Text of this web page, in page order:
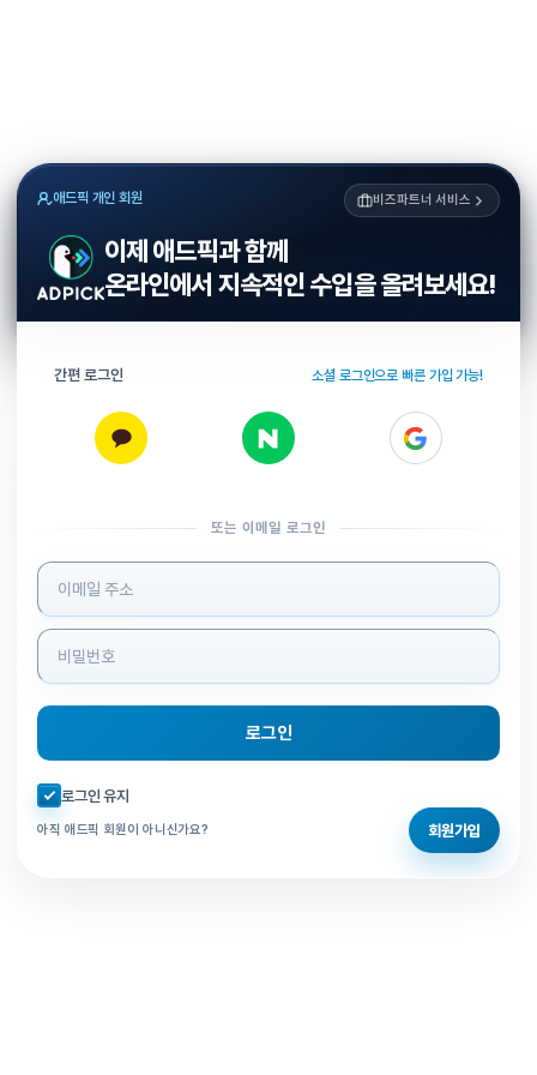
애드픽 개인 회원 비즈파트너 서비스
이제 애드픽과 함께
온라인에서 지속적인 수입을 올려보세요!
간편 로그인 소셜 로그인으로 빠른 가입 가능!
또는 이메일 로그인
로그인 정보 입력
로그인
자동로그인 체크
로그인 유지
아직 애드픽 회원이 아니신가요? 회원가입